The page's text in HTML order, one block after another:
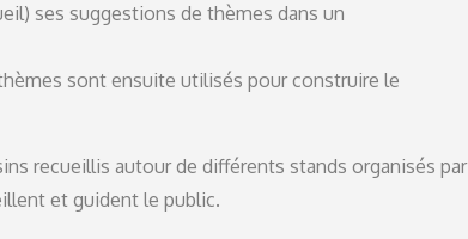
ses suggestions de thèmes dans un
sont ensuite utilisés pour construire le
recueillis autour de différents stands organisés par
et guident le public.